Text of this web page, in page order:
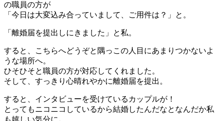
の職員の方が
「今日は大変込み合っていまして、ご用件は？」と。
「離婚届を提出しにきました」と私。
すると、こちらへどうぞと隅っこの人目にあまりつかないよ
うな場所へ。
ひそひそと職員の方が対応してくれました。
そして、すっきり心晴れやかに離婚届を提出。
すると、インタビューを受けているカップルが！
とってもニコニコしているから結婚したんだなとなんだか私
も嬉しい気分に。